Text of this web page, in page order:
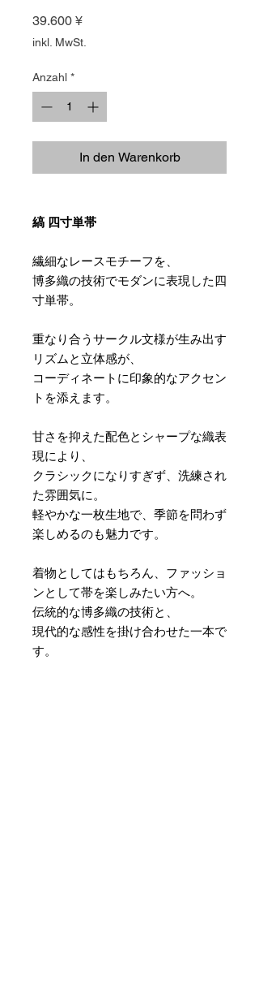
39.600 ¥Preis
inkl. MwSt.
Anzahl *
In den Warenkorb
縞 四寸単帯
繊細なレースモチーフを、
博多織の技術でモダンに表現した四
寸単帯。
重なり合うサークル文様が生み出す
リズムと立体感が、
コーディネートに印象的なアクセン
トを添えます。
甘さを抑えた配色とシャープな織表
現により、
クラシックになりすぎず、洗練され
た雰囲気に。
軽やかな一枚生地で、季節を問わず
楽しめるのも魅力です。
着物としてはもちろん、ファッショ
ンとして帯を楽しみたい方へ。
伝統的な博多織の技術と、
現代的な感性を掛け合わせた一本で
す。